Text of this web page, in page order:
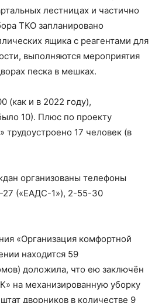
лестницах и частично
ТКО запланировано
ящика с реагентами для
выполняются мероприятия
песка в мешках.
(как и в 2022 году),
10). Плюс по проекту
17 человек (в
организованы телефоны
27 («ЕАДС-1»), 2-55-30
«Организация комфортной
находится 59
доложила, что ею заключён
на механизированную уборку
дворников в количестве 9